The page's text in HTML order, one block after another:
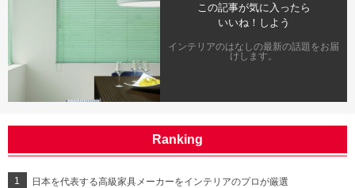
この記事が気に入ったら
いいね！しよう
インテリアのはなしの最新の話題をお届
けします。
Ranking
日本を代表する高級家具メーカーをインテリアのプロが厳選